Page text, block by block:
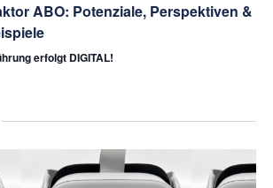
ABO: Potenziale, Perspektiven &
erfolgt DIGITAL!